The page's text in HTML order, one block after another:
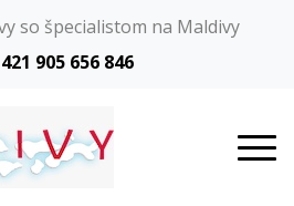
so špecialistom na Maldivy
905 656 846